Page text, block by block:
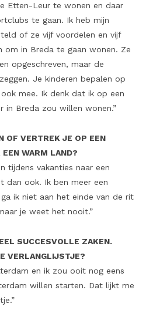
Etten-Leur te wonen en daar
te gaan. Ik heb mijn
of ze vijf voordelen en vijf
om in Breda te gaan wonen. Ze
opgeschreven, maar de
Je kinderen bepalen op
mee. Ik denk dat ik op een
in Breda zou willen wonen.”
OF VERTREK JE OP EEN
EEN WARM LAND?
tijdens vakanties naar een
dan ook. Ik ben meer een
ik niet aan het einde van de rit
je weet het nooit.”
SUCCESVOLLE ZAKEN.
VERLANGLIJSTJE?
en ik zou ooit nog eens
willen starten. Dat lijkt me